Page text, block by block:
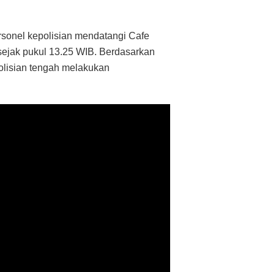
kepolisian mendatangi Cafe
pukul 13.25 WIB. Berdasarkan
tengah melakukan